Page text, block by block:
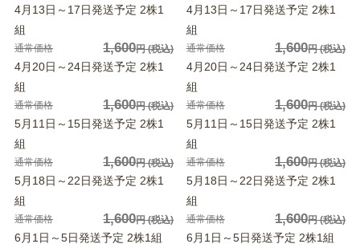
4月13日～17日発送予定 2株1
組
通常価格 1,600円(税込)
4月20日～24日発送予定 2株1
組
通常価格 1,600円(税込)
5月11日～15日発送予定 2株1
組
通常価格 1,600円(税込)
5月18日～22日発送予定 2株1
組
通常価格 1,600円(税込)
6月1日～5日発送予定 2株1組
4月13日～17日発送予定 2株1
組
通常価格 1,600円(税込)
4月20日～24日発送予定 2株1
組
通常価格 1,600円(税込)
5月11日～15日発送予定 2株1
組
通常価格 1,600円(税込)
5月18日～22日発送予定 2株1
組
通常価格 1,600円(税込)
6月1日～5日発送予定 2株1組